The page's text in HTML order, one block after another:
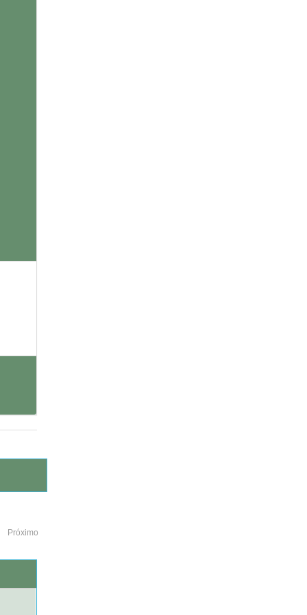
Próximo